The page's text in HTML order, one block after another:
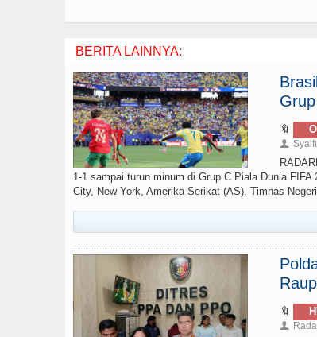
BERITA LAINNYA:
🔖
👤
1-1 sampai turun minum di Grup C Piala Dunia
City, New York, Amerika Serikat (AS). Timnas
🔖
👤